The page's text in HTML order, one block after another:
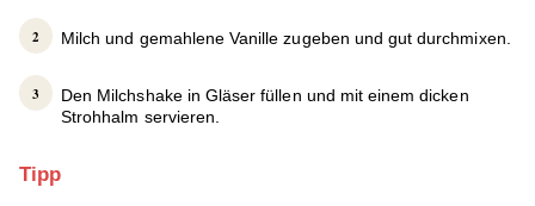
Milch und gemahlene Vanille zugeben und gut durchmixen.
Den Milchshake in Gläser füllen und mit einem dicken
Strohhalm servieren.
Tipp